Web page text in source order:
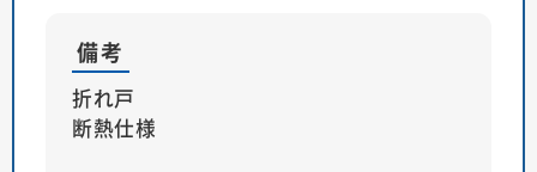
備考
折れ戸
断熱仕様